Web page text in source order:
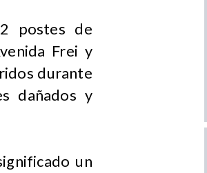
postes de
Frei y
durante
dañados y
un